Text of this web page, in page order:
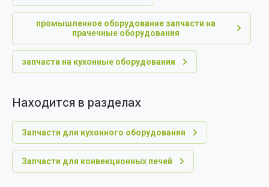
промышленное оборудование запчасти на
прачечные оборудования
запчасти на кухонные оборудования
Находится в разделах
Запчасти для кухонного оборудования
Запчасти для конвекционных печей